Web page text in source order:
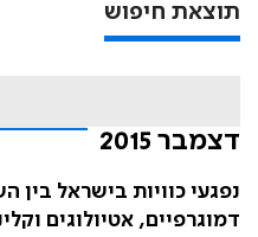
תוצאת חיפוש
דצמבר 2015
דמוגרפיים, אטיולוגים